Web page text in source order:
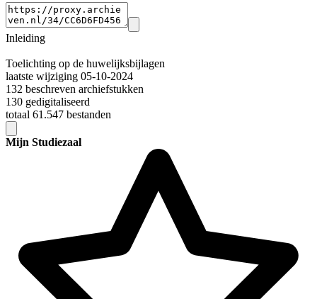
Inleiding
Toelichting op de huwelijksbijlagen
laatste wijziging 05-10-2024
132 beschreven archiefstukken
130 gedigitaliseerd
totaal 61.547 bestanden
Mijn Studiezaal